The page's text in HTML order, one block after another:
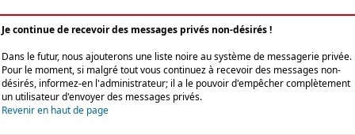
Je continue de recevoir des messages privés non-désirés !
Dans le futur, nous ajouterons une liste noire au système de messagerie privée.
Pour le moment, si malgré tout vous continuez à recevoir des messages non-
désirés, informez-en l'administrateur; il a le pouvoir d'empêcher complètement
un utilisateur d'envoyer des messages privés.
Revenir en haut de page